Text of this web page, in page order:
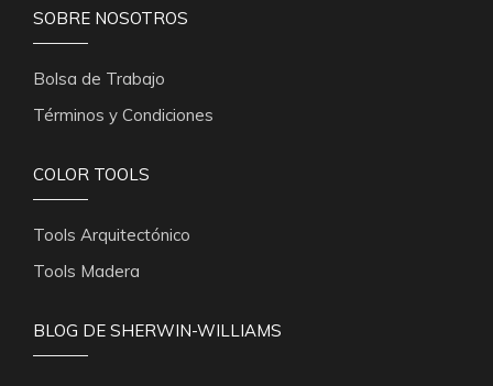
SOBRE NOSOTROS
Bolsa de Trabajo
Términos y Condiciones
COLOR TOOLS
Tools Arquitectónico
Tools Madera
BLOG DE SHERWIN-WILLIAMS